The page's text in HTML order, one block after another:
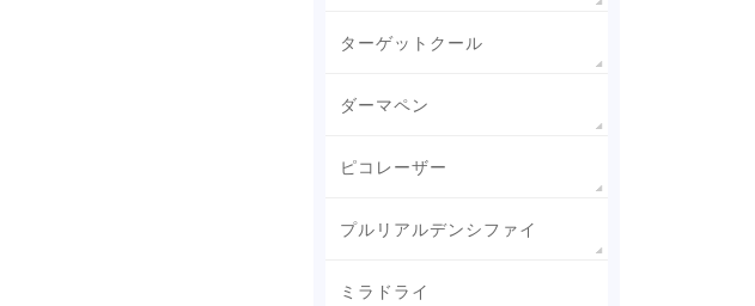
ターゲットクール
ダーマペン
ピコレーザー
プルリアルデンシファイ
ミラドライ